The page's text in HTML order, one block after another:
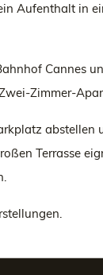
Aufenthalt in
Cannes
Zimmer-
Terrasse